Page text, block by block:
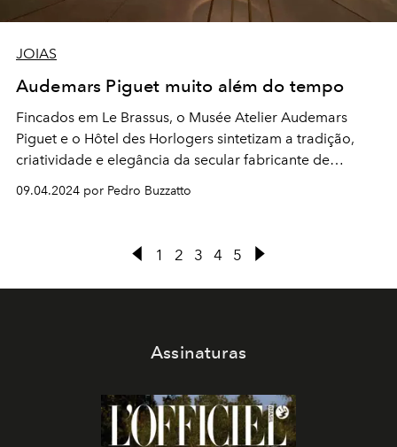
JOIAS
Audemars Piguet muito além do tempo
Fincados em Le Brassus, o Musée Atelier Audemars
Piguet e o Hôtel des Horlogers sintetizam a tradição,
criatividade e elegância da secular fabricante de
09.04.2024 por Pedro Buzzatto
1 2 3 4 5
Assinaturas